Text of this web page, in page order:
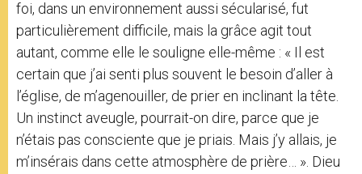
foi, dans un environnement aussi sécularisé, fut
particulièrement difficile, mais la grâce agit tout
autant, comme elle le souligne elle-même : « Il est
certain que j’ai senti plus souvent le besoin d’aller à
l’église, de m’agenouiller, de prier en inclinant la tête.
Un instinct aveugle, pourrait-on dire, parce que je
n’étais pas consciente que je priais. Mais j’y allais, je
m’insérais dans cette atmosphère de prière… ». Dieu